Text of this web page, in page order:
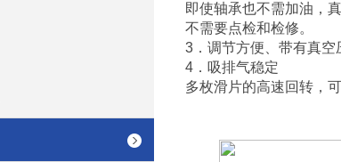
即使轴承也不需加油，
不需要点检和检修。
3．调节方便、带有真空
4．吸排气稳定
多枚滑片的高速回转，